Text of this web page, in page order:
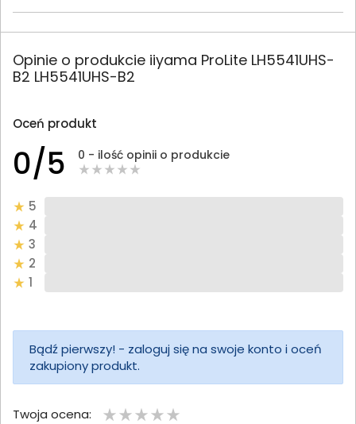
Opinie o produkcie iiyama ProLite LH5541UHS-
B2 LH5541UHS-B2
Oceń produkt
0/5 0 - ilość opinii o produkcie
5
4
3
2
1
Bądź pierwszy! - zaloguj się na swoje konto i oceń
zakupiony produkt.
Twoja ocena: